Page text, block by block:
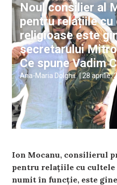
Noul consilier al
pentru relațiile cu
religioase este
secretarului
Ce spune Vadim
Ana-Maria Dolghii |28 aprilie,
Ion Mocanu, consilierul
pentru relațiile cu cultele
numit în funcție, este